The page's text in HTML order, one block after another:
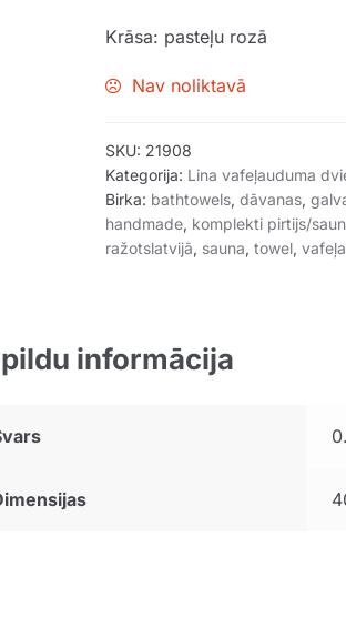
Krāsa: pasteļu rozā
Nav noliktavā
SKU: 21908
Kategorija: Lina vafeļauduma
Birka: bathtowels,dāvanas,
handmade, komplekti pirtijs/
ražotslatvijā, sauna,towel,
informācija